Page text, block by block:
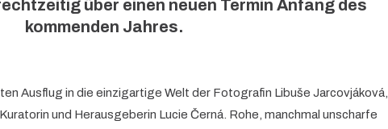
über einen neuen Termin Anfang des
kommenden Jahres.
Ausflug in die einzigartige Welt der Fotografin Libuše Jarcovjáková,
und Herausgeberin Lucie Černá. Rohe, manchmal unscharfe